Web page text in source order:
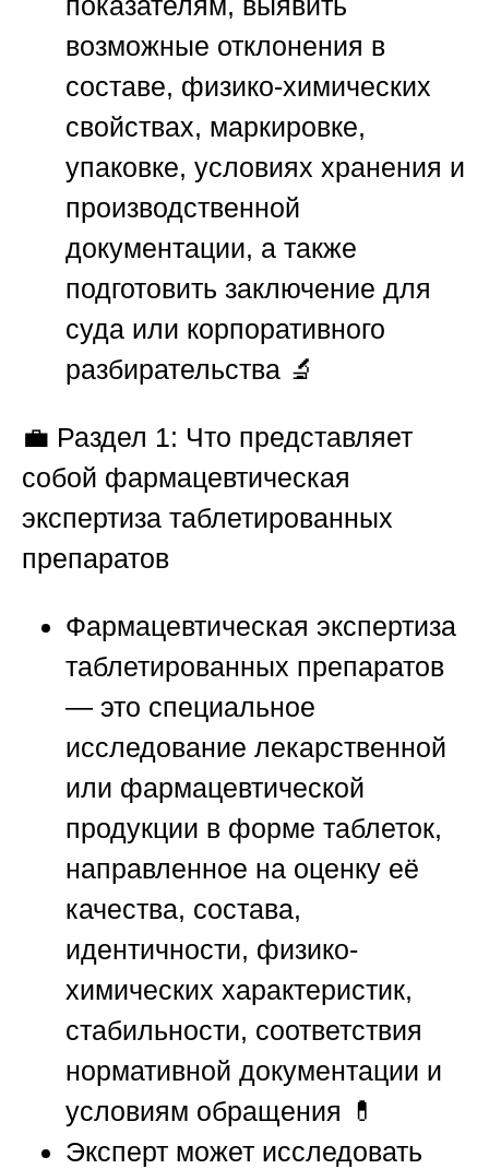
возможные отклонения в
составе, физико-химических
свойствах, маркировке,
упаковке, условиях хранения и
производственной
документации, а также
подготовить заключение для
суда или корпоративного
разбирательства 🔬
💼 Раздел 1: Что представляет
собой фармацевтическая
экспертиза таблетированных
препаратов
Фармацевтическая экспертиза
таблетированных препаратов
— это специальное
исследование лекарственной
или фармацевтической
продукции в форме таблеток,
направленное на оценку её
качества, состава,
идентичности, физико-
химических характеристик,
стабильности, соответствия
нормативной документации и
условиям обращения 💊
Эксперт может исследовать